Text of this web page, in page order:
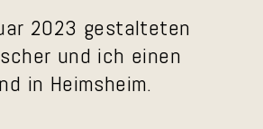
2023 gestalteten
und ich einen
in Heimsheim.